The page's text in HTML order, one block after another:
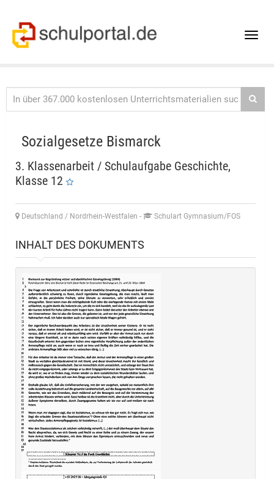
Toggle
Sozialgesetze Bismarck
3. Klassenarbeit / Schulaufgabe Geschichte,
Klasse 12
Deutschland / Nordrhein-Westfalen - Schulart Gymnasium/FOS
INHALT DES DOKUMENTS